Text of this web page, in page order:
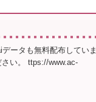
ータも無料配布していま
い。 ttps://www.ac-